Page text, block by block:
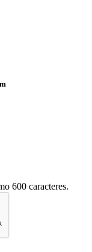
600 caracteres.